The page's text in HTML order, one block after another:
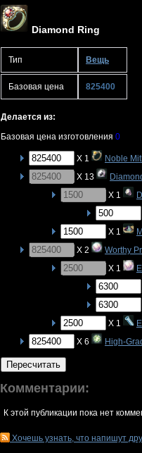
Diamond Ring
Тип Вещь
Базовая цена 825400
Делается из:
Базовая цена изготовления 0
X 1
Noble
X 13
X 1
X 1
X 2
Worthy
X 1
X 1
X 6
High-
Пересчитать
Комментарии:
К этой публикации пока нет
Хочешь узнать, что напишут